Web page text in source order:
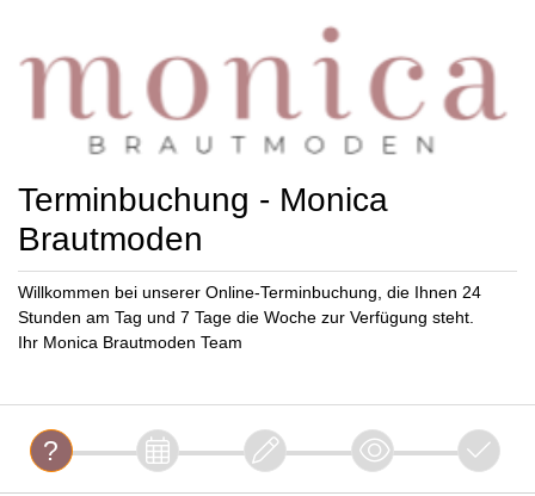
Terminbuchung - Monica
Brautmoden
Willkommen bei unserer Online-Terminbuchung, die Ihnen 24
Stunden am Tag und 7 Tage die Woche zur Verfügung steht.
Ihr Monica Brautmoden Team